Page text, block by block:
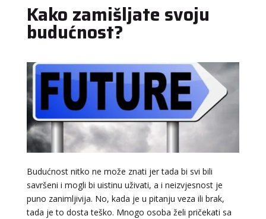
Kako zamišljate svoju
budućnost?
Budućnost nitko ne može znati jer tada bi svi bili
savršeni i mogli bi uistinu uživati, a i neizvjesnost je
puno zanimljivija. No, kada je u pitanju veza ili brak,
tada je to dosta teško. Mnogo osoba želi pričekati sa
/ Kod 369
TEHNIKE:
astrologija, numerologija, tarot, radiestezija
Broj tel: 064/600-600
tel:0,93€ - mob:1,12€ min